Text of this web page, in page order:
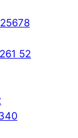
678
1 52